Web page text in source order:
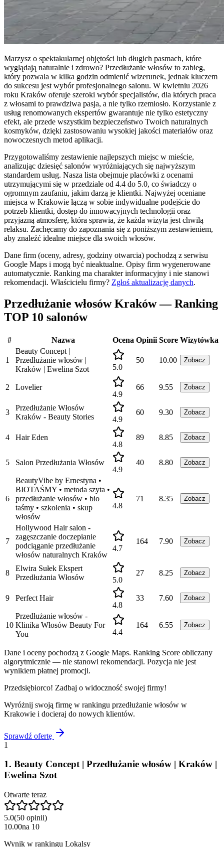
Marzysz o spektakularnej objętości lub długich pasmach, które
wyglądają naturalnie i zdrowo? Przedłużanie włosów to zabieg,
który pozwala w kilka godzin odmienić wizerunek, jednak kluczem
do sukcesu jest wybór profesjonalnego salonu. W kwietniu 2026
roku Kraków oferuje szeroki wybór specjalistów, dla których praca
z włosami to prawdziwa pasja, a nie tylko rzemiosło. Korzystanie z
usług renomowanych ekspertów gwarantuje nie tylko estetyczny
efekt, ale przede wszystkim bezpieczeństwo Twoich naturalnych
kosmyków, dzięki zastosowaniu wysokiej jakości materiałów oraz
nowoczesnych metod aplikacji.
Przygotowaliśmy zestawienie najlepszych miejsc w mieście,
analizując dziesięć salonów wyróżniających się najwyższym
standardem usług. Nasza lista obejmuje placówki z ocenami
utrzymującymi się w przedziale od 4.4 do 5.0, co świadczy o
ogromnym zaufaniu, jakim darzą je klientki. Najwyżej oceniane
miejsca w Krakowie łączą w sobie indywidualne podejście do
potrzeb klientki, dostęp do innowacyjnych technologii oraz
przyjazną atmosferę, która sprawia, że każda wizyta jest chwilą
relaksu. Zachęcamy do zapoznania się z poniższym zestawieniem,
aby znaleźć idealne miejsce dla swoich włosów.
Dane firm (oceny, adresy, godziny otwarcia) pochodzą z serwisu
Google Maps i mogą być nieaktualne. Opisy firm wygenerowane
automatycznie. Ranking ma charakter informacyjny i nie stanowi
rekomendacji. Właścicielu firmy? Zgłoś aktualizację danych.
Przedłużanie włosów Kraków — Ranking
TOP 10 salonów
# Nazwa Ocena Opinii Score Wizytówka
1
Beauty Concept |
Przedłużanie włosów |
Kraków | Ewelina Szot
5.0
50 10.00 Zobacz
2
Lovelier
4.9
66 9.55 Zobacz
3
Przedłużanie Włosów
Kraków - Beauty Stories
4.9
60 9.30 Zobacz
4
Hair Eden
4.8
89 8.85 Zobacz
5
Salon Przedłużania Włosów
4.9
40 8.80 Zobacz
6
BeautyVibe by Ernestyna •
BIOTAŚMY • metoda szyta •
przedłużanie włosów • bio
taśmy • szkolenia • skup
włosów
4.8
71 8.35 Zobacz
7
Hollywood Hair salon -
zagęszczanie doczepianie
podciąganie przedłużanie
włosów naturalnych Kraków
4.7
164 7.90 Zobacz
8
Elwira Sułek Ekspert
Przedłużania Włosów
5.0
27 8.25 Zobacz
9
Perfect Hair
4.8
33 7.60 Zobacz
10
Przedłużanie włosów -
Klinika Włosów Beauty For
You
4.4
164 6.55 Zobacz
Dane i oceny pochodzą z Google Maps. Ranking Score obliczany
algorytmicznie — nie stanowi rekomendacji. Pozycja nie jest
wynikiem płatnej promocji.
Przedsiębiorco! Zadbaj o widoczność swojej firmy!
Wyróżnij swoją firmę w rankingu przedłużanie włosów w
Krakowie i docieraj do nowych klientów.
Sprawdź ofertę
1
1. Beauty Concept | Przedłużanie włosów | Kraków |
Ewelina Szot
Otwarte teraz
5.0(50 opinii)
10.00na 10
Wynik w rankingu Lokalsy